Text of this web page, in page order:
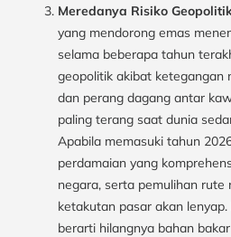
Meredanya Risiko
yang mendorong emas
selama beberapa tahun
geopolitik akibat ketegangan
dan perang dagang antar
paling terang saat dunia
Apabila memasuki tahun
perdamaian yang
negara, serta pemulihan rute
ketakutan pasar akan
berarti hilangnya bahan